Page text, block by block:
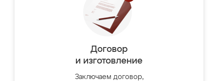
Договор
и изготовление
Заключаем договор,